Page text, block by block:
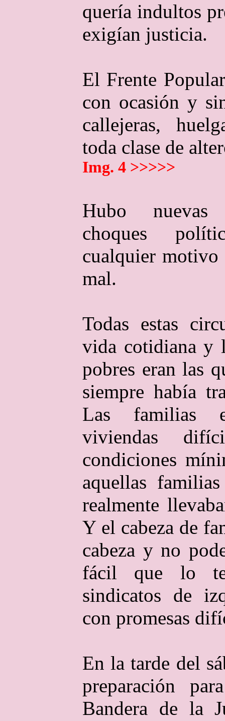
quería indultos
exigían justicia.
El Frente
con ocasión y
callejeras,
toda clase
Img. 4 >>>>>
Hubo nuevas
choques
cualquier motivo
mal.
Todas estas
vida cotidiana y
pobres eran las
siempre había
Las familias
viviendas
condiciones
aquellas
realmente
Y el cabeza de
cabeza y no
fácil que lo
sindicatos de
con promesas
En la tarde del
preparación
Bandera de la